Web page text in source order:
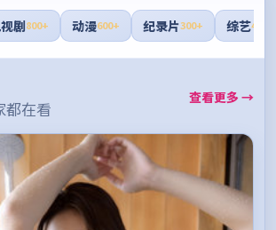
剧800+ 动漫600+ 纪录片300+ 综艺400+
都在看
查看更多 →